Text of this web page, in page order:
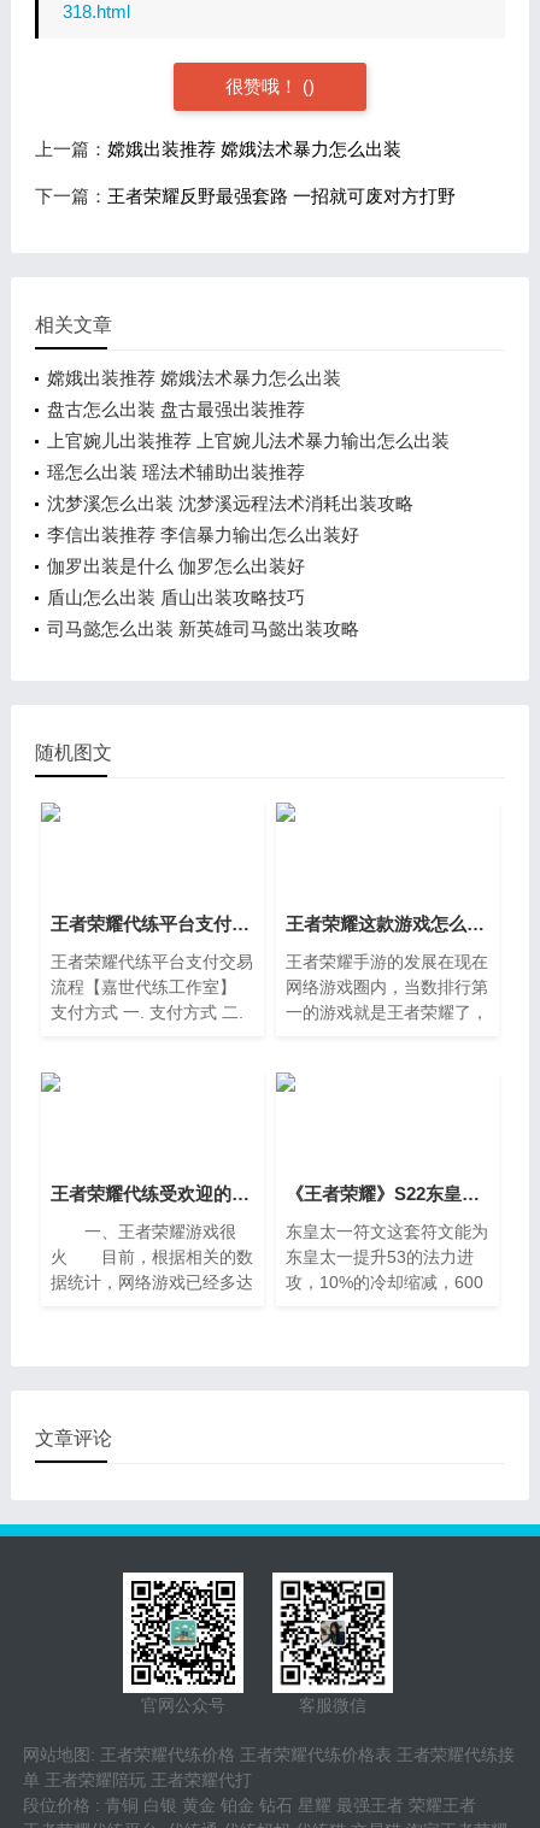
318.html
很赞哦！ ()
上一篇： 嫦娥出装推荐 嫦娥法术暴力怎么出装
下一篇： 王者荣耀反野最强套路 一招就可废对方打野
相关文章
嫦娥出装推荐 嫦娥法术暴力怎么出装
盘古怎么出装 盘古最强出装推荐
上官婉儿出装推荐 上官婉儿法术暴力输出怎么出装
瑶怎么出装 瑶法术辅助出装推荐
沈梦溪怎么出装 沈梦溪远程法术消耗出装攻略
李信出装推荐 李信暴力输出怎么出装好
伽罗出装是什么 伽罗怎么出装好
盾山怎么出装 盾山出装攻略技巧
司马懿怎么出装 新英雄司马懿出装攻略
随机图文
王者荣耀代练平台支付交易流程【嘉世代练工作室】
王者荣耀代练平台支付交易
流程【嘉世代练工作室】
支付方式 一. 支付方式 二.
王者荣耀这款游戏怎么样？王者荣耀好不好玩可以代练吗
王者荣耀手游的发展在现在
网络游戏圈内，当数排行第
一的游戏就是王者荣耀了，
火的游戏。既然排第一，那
王者荣耀代练受欢迎的原因有哪几点
一、王者荣耀游戏很
火 目前，根据相关的数
据统计，网络游戏已经多达
《王者荣耀》S22东皇太一铭文推荐 赛季符文搭配技巧
东皇太一符文这套符文能为
东皇太一提升53的法力进
攻，10%的冷却缩减，600
文章评论
官网公众号 客服微信
网站地图 : 王者荣耀代练价格 王者荣耀代练价格表 王者荣耀代练接
单 王者荣耀陪玩 王者荣耀代打
段位价格 : 青铜 白银 黄金 铂金 钻石 星耀 最强王者 荣耀王者